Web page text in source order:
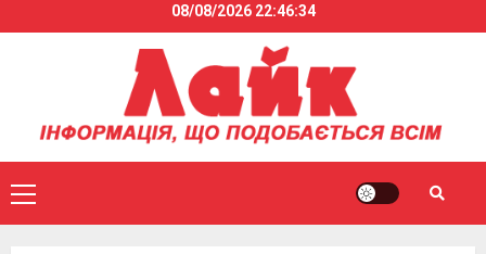
to
08/08/2026 22:46:34
Primary
Menu